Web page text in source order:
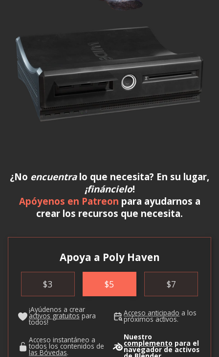
¿No encuentralo que necesita? En su lugar,
¡fináncielo!
Apóyenos en Patreon para ayudarnos a
crear los recursos que necesita.
Apoya a Poly Haven
$3 $5 $7
¡Ayúdenos a crear
activos gratuitos para
todos!
Acceso anticipado a los
próximos activos.
Acceso instantáneo a
todos los contenidos de
las Bóvedas.
Nuestro
complemento para el
navegador de activos